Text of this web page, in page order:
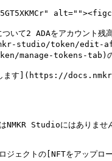
について2 ADAをアカ
studio/token/edit-
tokens-tab)のドロ
シュします](https://
はNMKR Studioにはあ
プロジェクトの[NFTを